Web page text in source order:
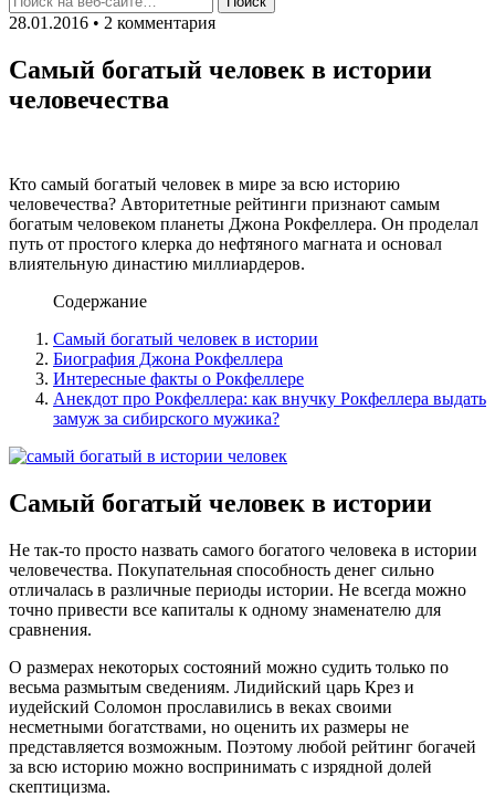
28.01.2016 • 2 комментария
Самый богатый человек в истории
человечества
Кто самый богатый человек в мире за всю историю
человечества? Авторитетные рейтинги признают самым
богатым человеком планеты Джона Рокфеллера. Он проделал
путь от простого клерка до нефтяного магната и основал
влиятельную династию миллиардеров.
Содержание
Самый богатый человек в истории
Биография Джона Рокфеллера
Интересные факты о Рокфеллере
Анекдот про Рокфеллера: как внучку Рокфеллера выдать
замуж за сибирского мужика?
Самый богатый человек в истории
Не так-то просто назвать самого богатого человека в истории
человечества. Покупательная способность денег сильно
отличалась в различные периоды истории. Не всегда можно
точно привести все капиталы к одному знаменателю для
сравнения.
О размерах некоторых состояний можно судить только по
весьма размытым сведениям. Лидийский царь Крез и
иудейский Соломон прославились в веках своими
несметными богатствами, но оценить их размеры не
представляется возможным. Поэтому любой рейтинг богачей
за всю историю можно воспринимать с изрядной долей
скептицизма.